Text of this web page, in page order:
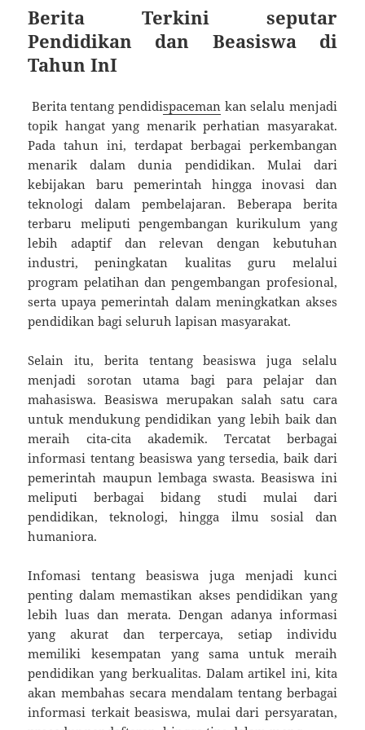
Berita Terkini seputar
Pendidikan dan Beasiswa di
Tahun InI
Berita tentang pendidispaceman kan selalu menjadi
topik hangat yang menarik perhatian masyarakat.
Pada tahun ini, terdapat berbagai perkembangan
menarik dalam dunia pendidikan. Mulai dari
kebijakan baru pemerintah hingga inovasi dan
teknologi dalam pembelajaran. Beberapa berita
terbaru meliputi pengembangan kurikulum yang
lebih adaptif dan relevan dengan kebutuhan
industri, peningkatan kualitas guru melalui
program pelatihan dan pengembangan profesional,
serta upaya pemerintah dalam meningkatkan akses
pendidikan bagi seluruh lapisan masyarakat.
Selain itu, berita tentang beasiswa juga selalu
menjadi sorotan utama bagi para pelajar dan
mahasiswa. Beasiswa merupakan salah satu cara
untuk mendukung pendidikan yang lebih baik dan
meraih cita-cita akademik. Tercatat berbagai
informasi tentang beasiswa yang tersedia, baik dari
pemerintah maupun lembaga swasta. Beasiswa ini
meliputi berbagai bidang studi mulai dari
pendidikan, teknologi, hingga ilmu sosial dan
humaniora.
Infomasi tentang beasiswa juga menjadi kunci
penting dalam memastikan akses pendidikan yang
lebih luas dan merata. Dengan adanya informasi
yang akurat dan terpercaya, setiap individu
memiliki kesempatan yang sama untuk meraih
pendidikan yang berkualitas. Dalam artikel ini, kita
akan membahas secara mendalam tentang berbagai
informasi terkait beasiswa, mulai dari persyaratan,